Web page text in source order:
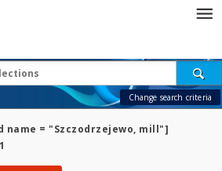
Change search criteria
name = "Szczodrzejewo, mill"]
1